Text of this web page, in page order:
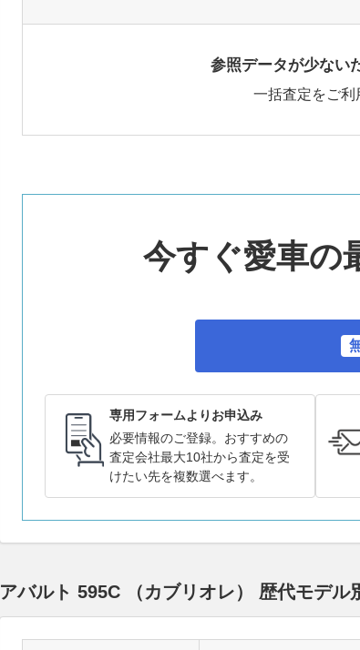
参照データが少ない
一括査定をご利
今すぐ愛車の
専用フォームよりお申込み
必要情報のご登録。おすすめの
査定会社最大10社から査定を受
けたい先を複数選べます。
アバルト 595C （カブリオレ） 歴代モデ